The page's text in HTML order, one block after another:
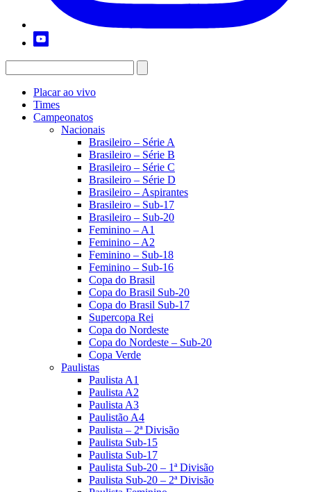
Placar ao vivo
Times
Campeonatos
Nacionais
Brasileiro – Série A
Brasileiro – Série B
Brasileiro – Série C
Brasileiro – Série D
Brasileiro – Aspirantes
Brasileiro – Sub-17
Brasileiro – Sub-20
Feminino – A1
Feminino – A2
Feminino – Sub-18
Feminino – Sub-16
Copa do Brasil
Copa do Brasil Sub-20
Copa do Brasil Sub-17
Supercopa Rei
Copa do Nordeste
Copa do Nordeste – Sub-20
Copa Verde
Paulistas
Paulista A1
Paulista A2
Paulista A3
Paulistão A4
Paulista – 2ª Divisão
Paulista Sub-15
Paulista Sub-17
Paulista Sub-20 – 1ª Divisão
Paulista Sub-20 – 2ª Divisão